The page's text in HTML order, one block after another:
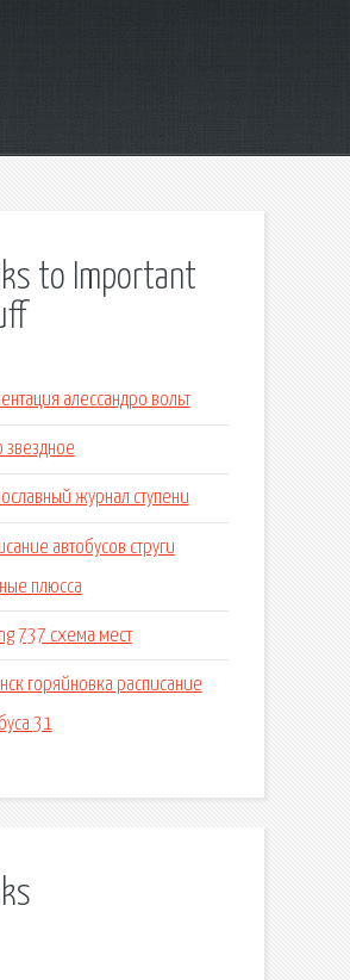
to Important
алессандро вольт
звездное
журнал ступени
автобусов струги
плюсса
737 схема мест
горяйновка расписание
31